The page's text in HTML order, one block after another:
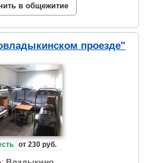
в общежитие
проезде"
от 230 руб.